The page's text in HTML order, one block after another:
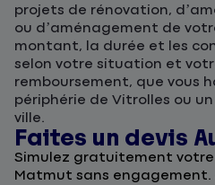
projets de rénovation,
ou d’aménagement de
montant, la durée et les
selon votre situation et
remboursement, que vous
périphérie de Vitrolles ou
ville.
Faites un devis
Simulez gratuitement
Matmut sans